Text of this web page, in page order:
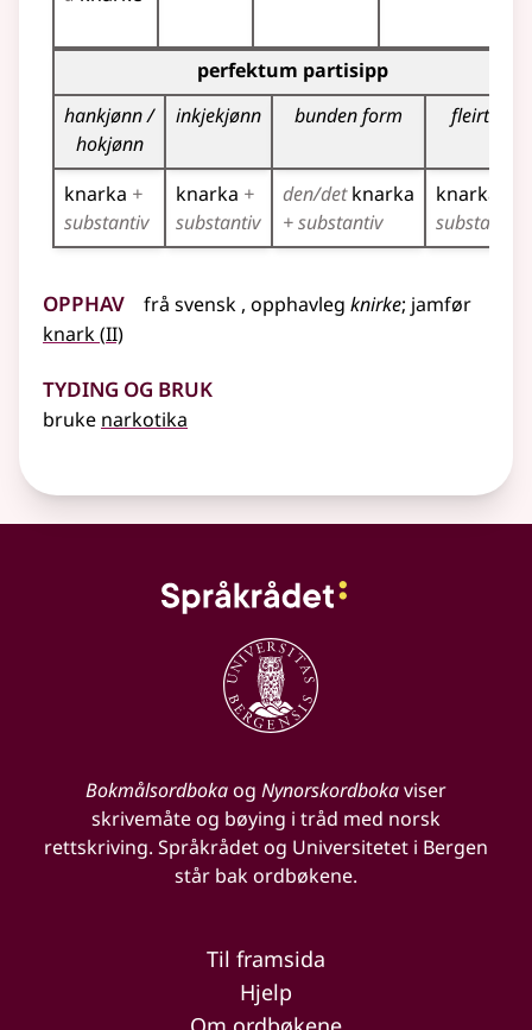
Bøyningstabell for dette verbet (partisippformer)
perfektum partisipp
hankjønn /
hokjønn
inkjekjønn bunden form fleirtal
knarka +
substantiv
knarka +
substantiv
den/detknarka
+ substantiv
knarka
substantiv
Opphav frå svensk , opphavleg knirke; jamfør
knark(2
II)
Tyding og bruk
bruke narkotika
Bokmålsordbokaog Nynorskordbokaviser
skrivemåte og bøying i tråd med norsk
rettskriving. Språkrådet og Universitetet i Bergen
står bak ordbøkene.
Til framsida
Hjelp